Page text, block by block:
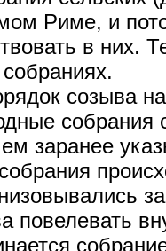
Риме, и
в них.
собраниях.
созыва
собрания
заранее
повелевать